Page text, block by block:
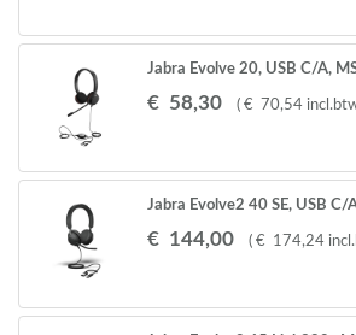
Jabra Evolve 20, USB C/A,
€ 58,30 ( € 70,54
Jabra Evolve2 40 SE, USB C/
€ 144,00 ( € 174,24